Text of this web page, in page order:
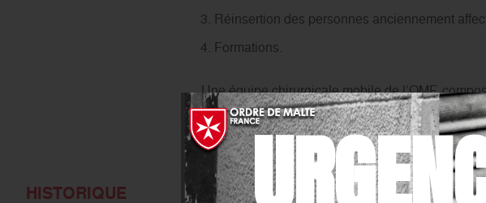
Réinsertion des personnes anciennement
Formations.
Une équipe chirurgicale mobile de l’OMF,
pour la prise en charge des cas les plus
HISTORIQUE